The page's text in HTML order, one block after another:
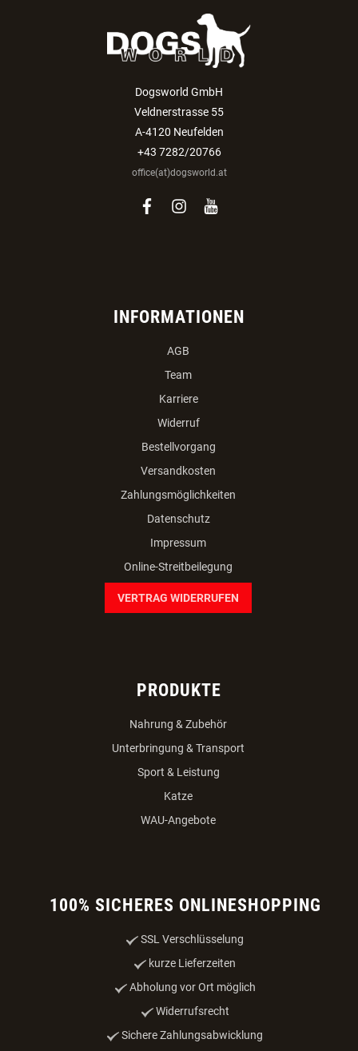
Dogsworld GmbH
Veldnerstrasse 55
A-4120 Neufelden
+43 7282/20766
office(at)dogsworld.at
facebook
instagram
youtube
INFORMATIONEN
AGB
Team
Karriere
Widerruf
Bestellvorgang
Versandkosten
Zahlungsmöglichkeiten
Datenschutz
Impressum
Online-Streitbeilegung
VERTRAG WIDERRUFEN
PRODUKTE
Nahrung & Zubehör
Unterbringung & Transport
Sport & Leistung
Katze
WAU-Angebote
100% SICHERES ONLINESHOPPING
SSL Verschlüsselung
kurze Lieferzeiten
Abholung vor Ort möglich
Widerrufsrecht
Sichere Zahlungsabwicklung